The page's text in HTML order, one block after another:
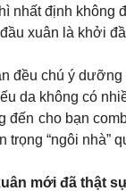
nhất định không
xuân là khởi
đều chú ý
da không có
đến cho bạn
“ngôi nhà”
mới đã